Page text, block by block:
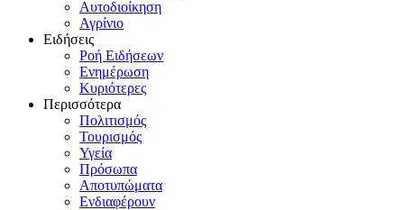
Αυτοδιοίκηση
Αγρίνιο
Ειδήσεις
Ροή Ειδήσεων
Ενημέρωση
Κυριότερες
Περισσότερα
Πολιτισμός
Τουρισμός
Υγεία
Πρόσωπα
Αποτυπώματα
Ενδιαφέρουν